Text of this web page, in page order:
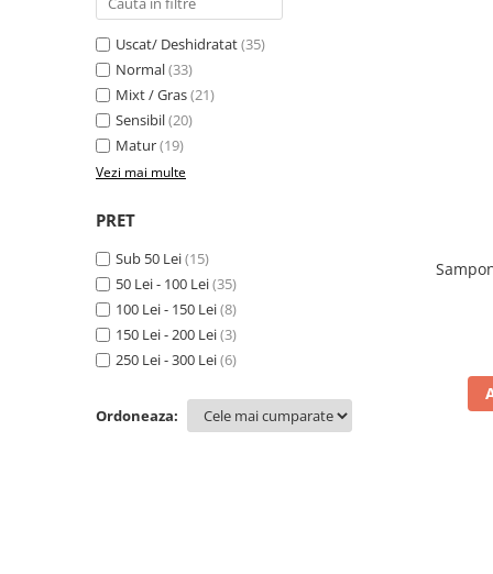
Produse pentru curatare
Creme Emoliente
Creme cu Uree
Produse pentru pete pigmentare
Evidence skincare
Uscat/ Deshidratat(35)
Normal(33)
Mixt / Gras(21)
Sensibil(20)
Matur(19)
Vezi mai multe
PRET
Sub 50 Lei(15)
50 Lei - 100 Lei(35)
100 Lei - 150 Lei(8)
150 Lei - 200 Lei(3)
250 Lei - 300 Lei(6)
Ordoneaza: